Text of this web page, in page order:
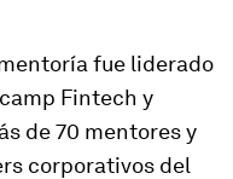
fue liderado
Fintech y
de 70 mentores y
corporativos del